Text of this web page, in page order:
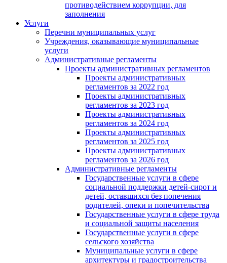
противодействием коррупции, для
заполнения
Услуги
Перечни муниципальных услуг
Учреждения, оказывающие муниципальные
услуги
Административные регламенты
Проекты административных регламентов
Проекты административных
регламентов за 2022 год
Проекты административных
регламентов за 2023 год
Проекты административных
регламентов за 2024 год
Проекты административных
регламентов за 2025 год
Проекты административных
регламентов за 2026 год
Административные регламенты
Государственные услуги в сфере
социальной поддержки детей-сирот и
детей, оставшихся без попечения
родителей, опеки и попечительства
Государственные услуги в сфере труда
и социальной защиты населения
Государственные услуги в сфере
сельского хозяйства
Муниципальные услуги в сфере
архитектуры и градостроительства